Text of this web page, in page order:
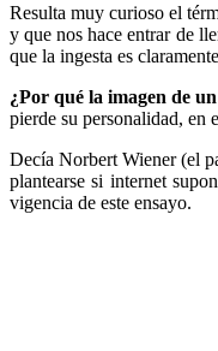
Resulta muy curioso el
y que nos hace entrar de
que la ingesta es
¿Por qué la imagen de
pierde su personalidad, en
Decía Norbert Wiener (el
plantearse si internet
vigencia de este ensayo.